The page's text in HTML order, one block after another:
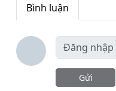
Bình luận
Gửi